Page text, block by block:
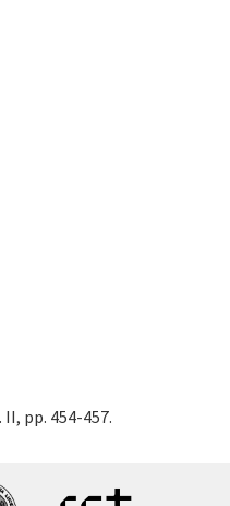
pp. 454-457.